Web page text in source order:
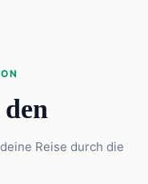
Reise durch die